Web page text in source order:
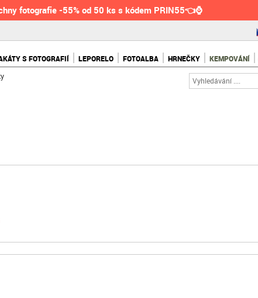
fotografie -55% od 50 ks s kódem PRIN55👈⌚
S FOTOGRAFIÍ LEPORELO FOTOALBA HRNEČKY KEMPOVÁNÍ